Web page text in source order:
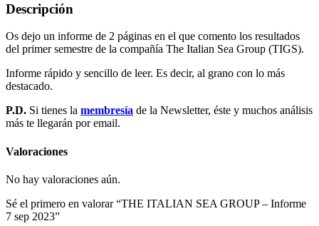
Descripción
Os dejo un informe de 2 páginas en el que comento los resultados
del primer semestre de la compañía The Italian Sea Group (TIGS).
Informe rápido y sencillo de leer. Es decir, al grano con lo más
destacado.
P.D. Si tienes la membresía de la Newsletter, éste y muchos análisis
más te llegarán por email.
Valoraciones
No hay valoraciones aún.
Sé el primero en valorar “THE ITALIAN SEA GROUP – Informe
7 sep 2023”